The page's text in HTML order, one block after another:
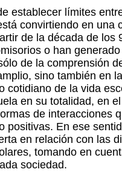
establecer límites
convirtiendo en una
de la década de los
o han
de la comprensión
sino también en
cotidiano de la vida
en su totalidad, en
de interacciones
positivas. En ese
en relación con las
tomando en
sociedad.